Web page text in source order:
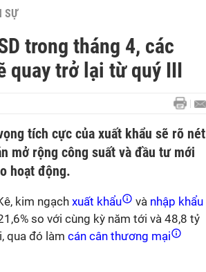
SỰ
trong tháng 4, các
quay trở lại từ quý III
tích cực của xuất khẩu sẽ rõ nét
mở rộng công suất và đầu tư mới
hoạt động.
kim ngạch xuất khẩu và nhập khẩu
so với cùng kỳ năm tới và 48,8 tỷ
qua đó làm cán cân thương mại